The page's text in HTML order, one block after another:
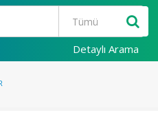
Detaylı Arama